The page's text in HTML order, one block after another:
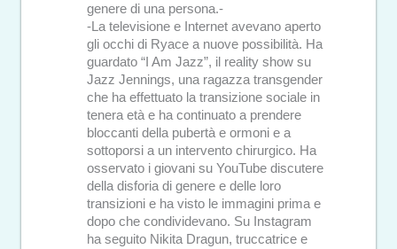
genere di una persona.-
-La televisione e Internet avevano aperto
gli occhi di Ryace a nuove possibilità. Ha
guardato “I Am Jazz”, il reality show su
Jazz Jennings, una ragazza transgender
che ha effettuato la transizione sociale in
tenera età e ha continuato a prendere
bloccanti della pubertà e ormoni e a
sottoporsi a un intervento chirurgico. Ha
osservato i giovani su YouTube discutere
della disforia di genere e delle loro
transizioni e ha visto le immagini prima e
dopo che condividevano. Su Instagram
ha seguito Nikita Dragun, truccatrice e